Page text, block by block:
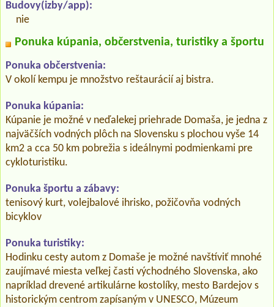
Budovy(izby/app):
nie
Ponuka kúpania, občerstvenia, turistiky a športu
Ponuka občerstvenia:
V okolí kempu je množstvo reštaurácií aj bistra.
Ponuka kúpania:
Kúpanie je možné v neďalekej priehrade Domaša, je jedna z
najväčších vodných plôch na Slovensku s plochou vyše 14
km2 a cca 50 km pobrežia s ideálnymi podmienkami pre
cykloturistiku.
Ponuka športu a zábavy:
tenisový kurt, volejbalové ihrisko, požičovňa vodných
bicyklov
Ponuka turistiky:
Hodinku cesty autom z Domaše je možné navštíviť mnohé
zaujímavé miesta veľkej časti východného Slovenska, ako
napríklad drevené artikulárne kostolíky, mesto Bardejov s
historickým centrom zapísaným v UNESCO, Múzeum